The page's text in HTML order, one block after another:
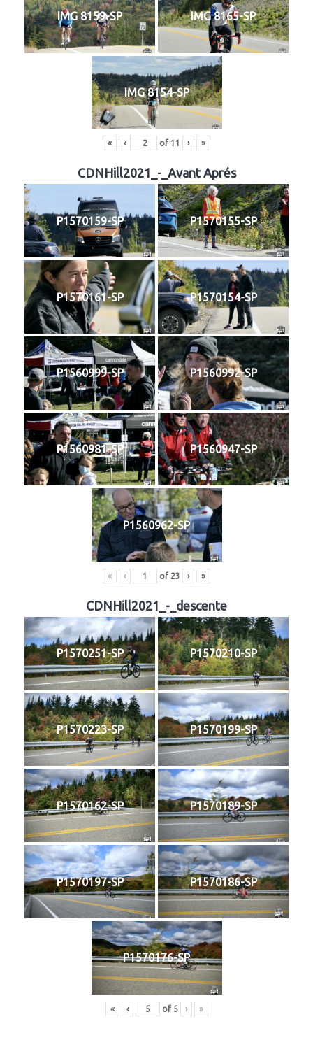
IMG 8159-SP IMG 8165-SP
IMG 8154-SP
« ‹ of 11 › »
CDNHill2021_-_Avant Aprés
P1570159-SP P1570155-SP
P1570161-SP P1570154-SP
P1560999-SP P1560992-SP
P1560981-SP P1560947-SP
P1560962-SP
« ‹ of 23 › »
CDNHill2021_-_descente
P1570251-SP P1570210-SP
P1570223-SP P1570199-SP
P1570162-SP P1570189-SP
P1570197-SP P1570186-SP
P1570176-SP
« ‹ of 5 › »